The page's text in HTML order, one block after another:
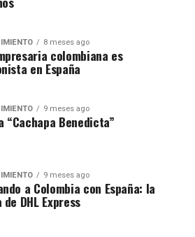
8 meses ago
colombiana es
en España
9 meses ago
“Cachapa Benedicta”
9 meses ago
a Colombia con España: la
DHL Express